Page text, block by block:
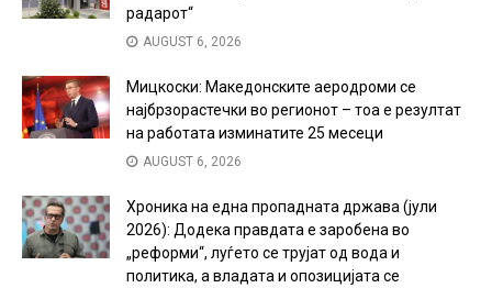
радарот“
AUGUST 6, 2026
Мицкоски: Македонските аеродроми се
најбрзорастечки во регионот – тоа е резултат
на работата изминатите 25 месеци
AUGUST 6, 2026
Хроника на една пропадната држава (јули
2026): Додека правдата е заробена во
„реформи“, луѓето се трујат од вода и
политика, а владата и опозицијата се